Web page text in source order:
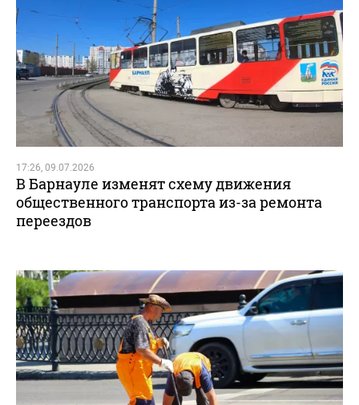
17:26, 09.07.2026
В Барнауле изменят схему движения
общественного транспорта из-за ремонта
переездов